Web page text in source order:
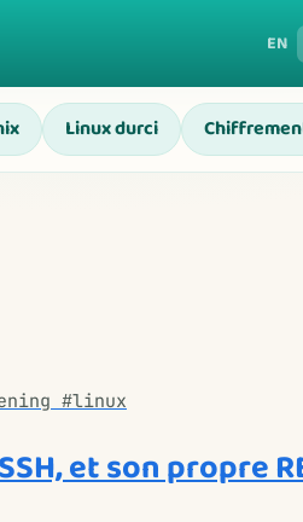
EN
Linux durci
#linux
et son propre